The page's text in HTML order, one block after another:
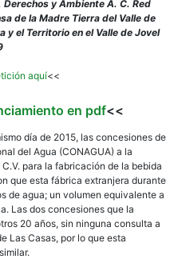
de
en
De
Las
y Ambiente A. C. Red
de la Madre Tierra del Valle de
y el Territorio en el Valle de Jovel
aquí<<
en pdf<<
día de 2015, las concesiones de
del Agua (CONAGUA) a la
para la fabricación de la bebida
que esta fábrica extranjera durante
de agua; un volumen equivalente a
Las dos concesiones que la
20 años, sin ninguna consulta a
Las Casas, por lo que esta